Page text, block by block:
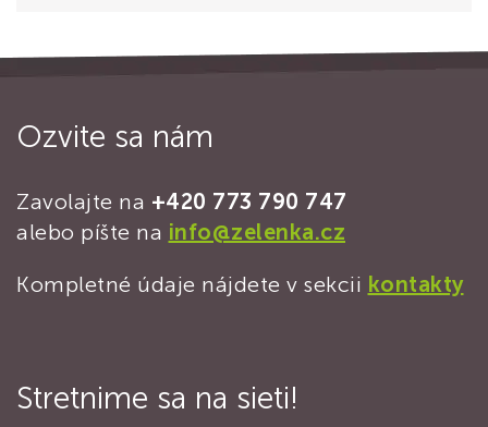
Ozvite sa nám
Zavolajte na +420 773 790 747
alebo píšte na info@zelenka.cz
Kompletné údaje nájdete v sekcii kontakty
Stretnime sa na sieti!